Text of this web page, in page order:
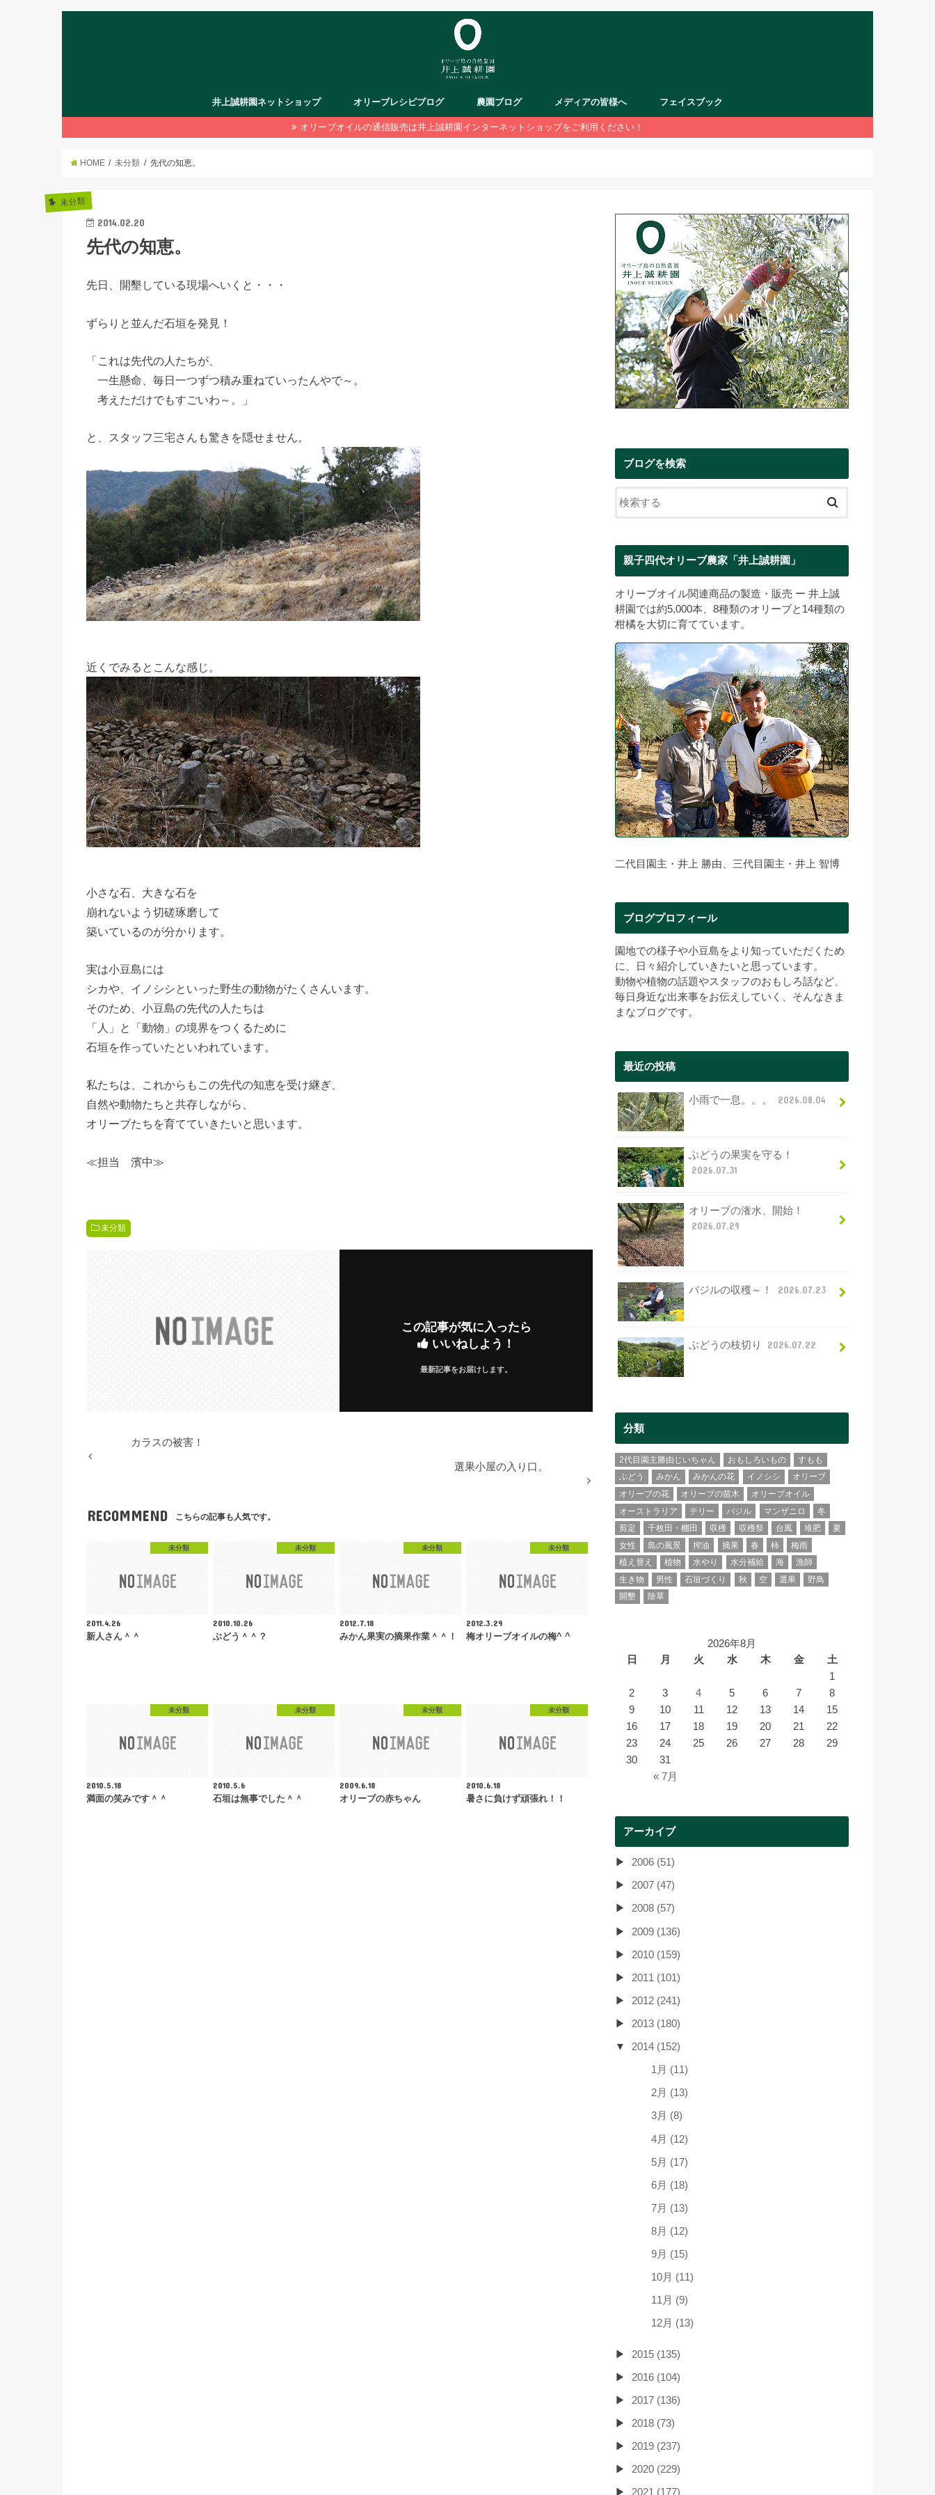
井上誠耕園ネットショップ オリーブレシピブログ 農園ブログ メディアの皆様へ フェイスブック
オリーブオイルの通信販売は井上誠耕園インターネットショップをご利用ください！
HOME 未分類 先代の知恵。
未分類
2014.02.20
先代の知恵。
先日、開墾している現場へいくと・・・
ずらりと並んだ石垣を発見！
「これは先代の人たちが、
一生懸命、毎日一つずつ積み重ねていったんやで～。
考えただけでもすごいわ～。」
と、スタッフ三宅さんも驚きを隠せません。
近くでみるとこんな感じ。
小さな石、大きな石を
崩れないよう切磋琢磨して
築いているのが分かります。
実は小豆島には
シカや、イノシシといった野生の動物がたくさんいます。
そのため、小豆島の先代の人たちは
「人」と「動物」の境界をつくるために
石垣を作っていたといわれています。
私たちは、これからもこの先代の知恵を受け継ぎ、
自然や動物たちと共存しながら、
オリーブたちを育てていきたいと思います。
≪担当 濱中≫
未分類
この記事が気に入ったら
いいねしよう！
最新記事をお届けします。
カラスの被害！
選果小屋の入り口。
RECOMMEND こちらの記事も人気です。
未分類
2011.4.26
新人さん＾＾
未分類
2010.10.26
ぶどう＾＾？
未分類
2012.7.18
みかん果実の摘果作業＾＾！
未分類
2012.3.29
梅オリーブオイルの梅^ ^
未分類
2010.5.18
満面の笑みです＾＾
未分類
2010.5.6
石垣は無事でした＾＾
未分類
2009.6.18
オリーブの赤ちゃん
未分類
2010.6.18
暑さに負けず頑張れ！！
ブログを検索
親子四代オリーブ農家「井上誠耕園」
オリーブオイル関連商品の製造・販売 ー 井上誠
耕園では約5,000本、8種類のオリーブと14種類の
柑橘を大切に育てています。
二代目園主・井上 勝由、三代目園主・井上 智博
ブログプロフィール
園地での様子や小豆島をより知っていただくため
に、日々紹介していきたいと思っています。
動物や植物の話題やスタッフのおもしろ話など、
毎日身近な出来事をお伝えしていく、そんなきま
まなブログです。
最近の投稿
小雨で一息。。。 2026.08.04
ぶどうの果実を守る！
2026.07.31
オリーブの潅水、開始！
2026.07.29
バジルの収穫～！ 2026.07.23
ぶどうの枝切り 2026.07.22
分類
2代目園主勝由じいちゃん おもしろいもの
すもも
ぶどう
みかん みかんの花 イノシシ
オリーブ
オリーブの花
オリーブの苗木
オリーブオイル
オーストラリア
テリー バジル マンザニロ
冬
剪定
千枚田・棚田 収穫 収穫祭 台風 堆肥
夏
女性
島の風景 搾油 摘果 春 柿
梅雨
植え替え
植物 水やり 水分補給 海
漁師
生き物
男性 石垣づくり 秋 空 選果
野鳥
開墾
除草
2026年8月
日
月 火 水 木 金 土
« 7月
1
2
3 4 5 6 7
8
9
10 11 12 13 14
15
16
17 18 19 20 21
22
23
24 25 26 27 28
29
30
31
アーカイブ
2006 (51)
2007 (47)
2008 (57)
2009 (136)
2010 (159)
2011 (101)
2012 (241)
2013 (180)
2014 (152)
1月 (11)
2月 (13)
3月 (8)
4月 (12)
5月 (17)
6月 (18)
7月 (13)
8月 (12)
9月 (15)
10月 (11)
11月 (9)
12月 (13)
2015 (135)
2016 (104)
2017 (136)
2018 (73)
2019 (237)
2020 (229)
2021 (177)